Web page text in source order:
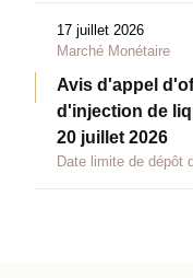
17 juillet 2026
Marché Monétaire
Avis d'appel
d'injection de
20 juillet 2026
Date limite de dépôt